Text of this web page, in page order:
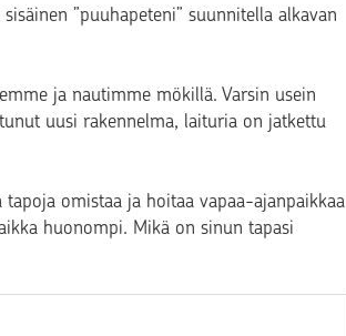
”puuhapeteni” suunnitella alkavan
ja nautimme mökillä. Varsin usein
uusi rakennelma, laituria on jatkettu
omistaa ja hoitaa vapaa-ajanpaikkaa
huonompi. Mikä on sinun tapasi